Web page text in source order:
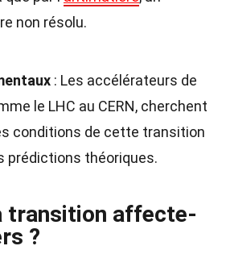
non résolu.
: Les accélérateurs de
le LHC au CERN, cherchent
conditions de cette transition
prédictions théoriques.
transition affecte-
?